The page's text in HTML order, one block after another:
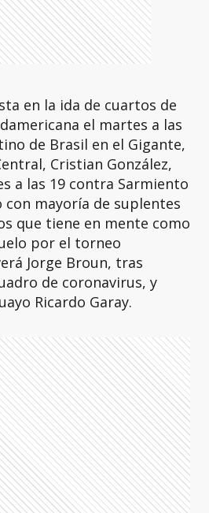
en la ida de cuartos de
el martes a las
de Brasil en el Gigante,
Cristian González,
a las 19 contra Sarmiento
con mayoría de suplentes
que tiene en mente como
por el torneo
Jorge Broun, tras
de coronavirus, y
Ricardo Garay.